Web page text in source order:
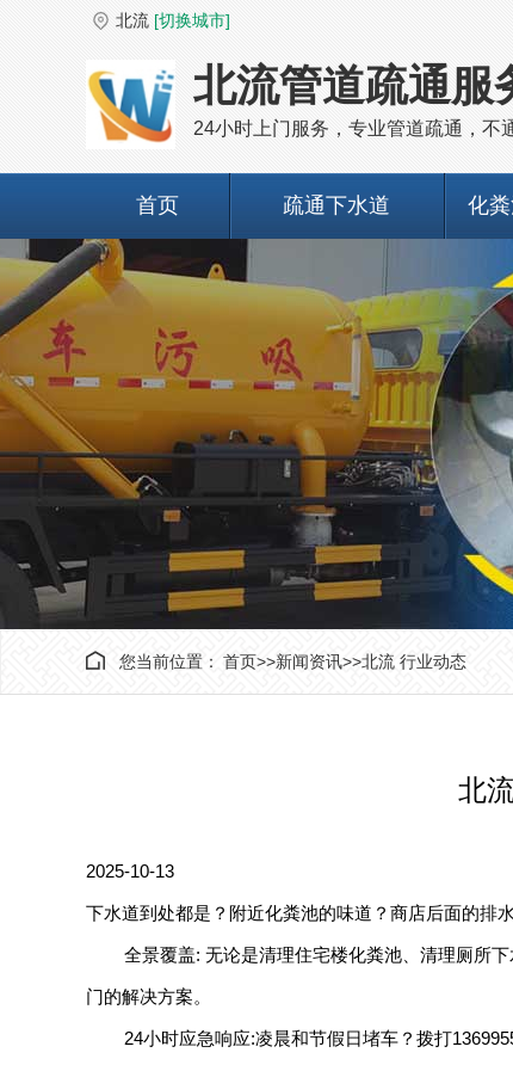
北流 [切换城市]
北流管道疏通服
24小时上门服务，专业管道疏通，不
首页 疏通下水道 化
您当前位置： 首页>>新闻资讯>>北流 行业动态
北
2025-10-13
下水道到处都是？附近化粪池的味道？商店后面的排
全景覆盖: 无论是清理住宅楼化粪池、清理厕所
门的解决方案。
24小时应急响应:凌晨和节假日堵车？拨打